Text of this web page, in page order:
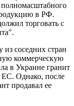
в РФ.
торговать с
соседних стран
коммерческую
в Украине гранит
ЕС. Однако, после
продавал ее